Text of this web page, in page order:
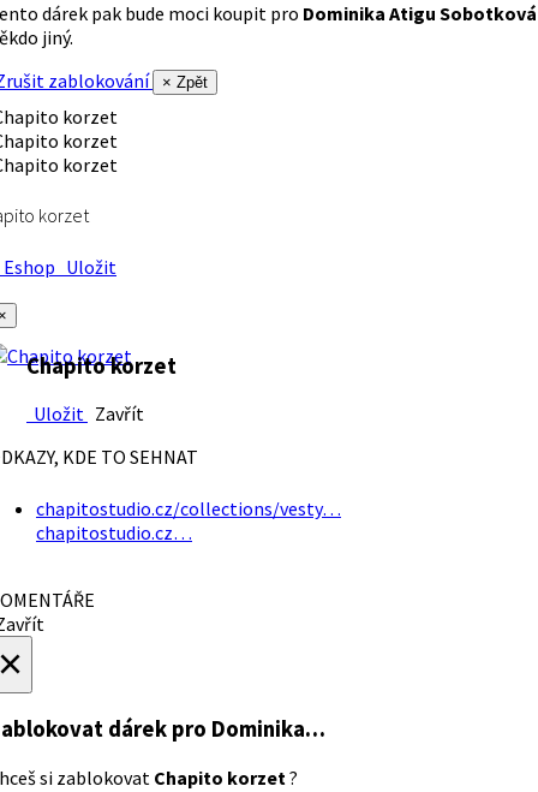
dárek pak bude moci koupit pro Dominika Atigu Sobotková
jiný.
zablokování
× Zpět
korzet
Uložit
Chapito korzet
Uložit Zavřít
KDE TO SEHNAT
chapitostudio.cz/collections/vesty…
chapitostudio.cz…
dárek pro Dominika…
si zablokovat Chapito korzet?